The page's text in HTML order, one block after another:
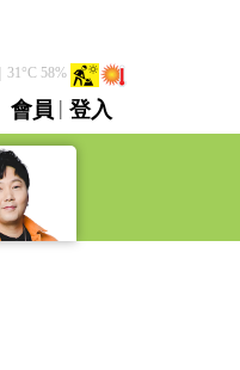
31°C 58%
會員 | 登入
直播 / 重溫